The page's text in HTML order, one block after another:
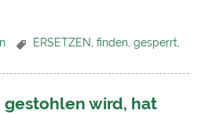
ERSETZEN ,finden ,gesperrt
gestohlen wird, hat